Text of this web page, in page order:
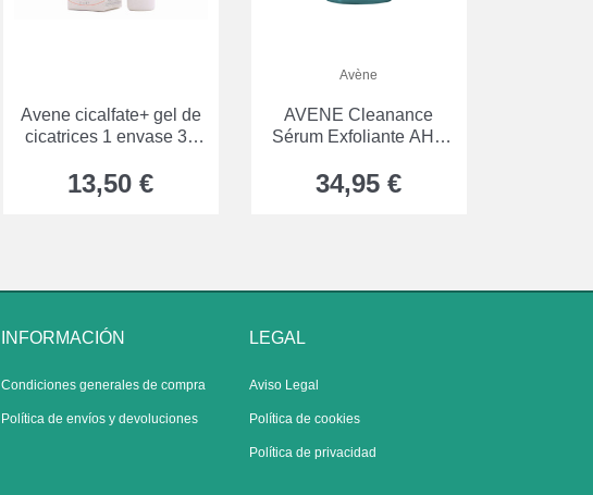
Avene cicalfate+ gel de
cicatrices 1 envase 30
13,50 €
Avène
AVENE Cleanance
Sérum Exfoliante AHA
34,95 €
INFORMACIÓN
Condiciones generales de compra
Política de envíos y devoluciones
LEGAL
Aviso Legal
Política de cookies
Política de privacidad